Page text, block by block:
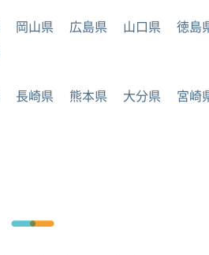
岡山県 広島県 山口県
徳島
長崎県 熊本県 大分県
宮崎